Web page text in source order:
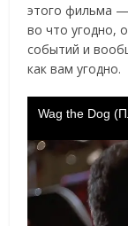
этого фильма
во что угодно,
событий и
как вам угодно.